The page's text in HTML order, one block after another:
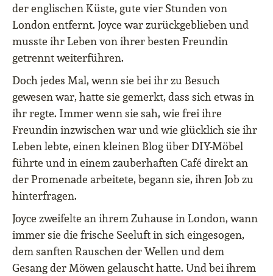
der englischen Küste, gute vier Stunden von
London entfernt. Joyce war zurückgeblieben und
musste ihr Leben von ihrer besten Freundin
getrennt weiterführen.
Doch jedes Mal, wenn sie bei ihr zu Besuch
gewesen war, hatte sie gemerkt, dass sich etwas in
ihr regte. Immer wenn sie sah, wie frei ihre
Freundin inzwischen war und wie glücklich sie ihr
Leben lebte, einen kleinen Blog über DIY-Möbel
führte und in einem zauberhaften Café direkt an
der Promenade arbeitete, begann sie, ihren Job zu
hinterfragen.
Joyce zweifelte an ihrem Zuhause in London, wann
immer sie die frische Seeluft in sich eingesogen,
dem sanften Rauschen der Wellen und dem
Gesang der Möwen gelauscht hatte. Und bei ihrem